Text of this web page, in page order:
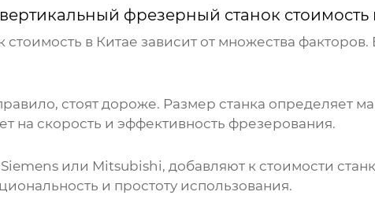
фрезерный станок стоимость
в Китае зависит от множества
стоят дороже. Размер станка определяет
на скорость и эффективность фрезерования.
или Mitsubishi, добавляют к стоимости
и простоту использования.